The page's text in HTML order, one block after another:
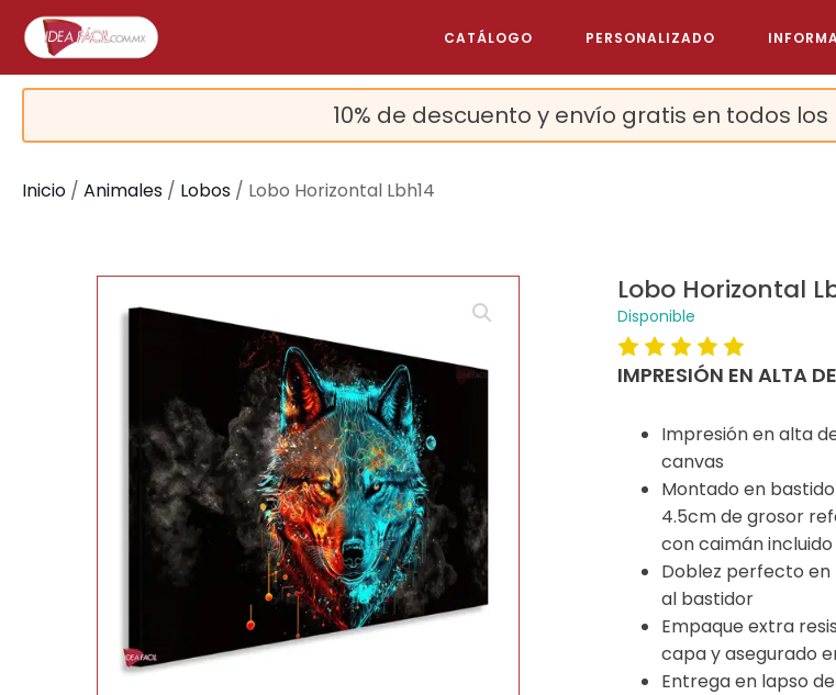
CATÁLOGO PERSONALIZADO
10% de descuento y envío gratis en todos los
Inicio / Animales / Lobos / Lobo Horizontal Lbh14
Lobo Horizontal
Disponible
IMPRESIÓN EN ALTA
Impresión en alta
canvas
Montado en
4.5cm de grosor
con caimán
Doblez perfecto en
al bastidor
Empaque extra
capa y asegurado
Entrega en lapso